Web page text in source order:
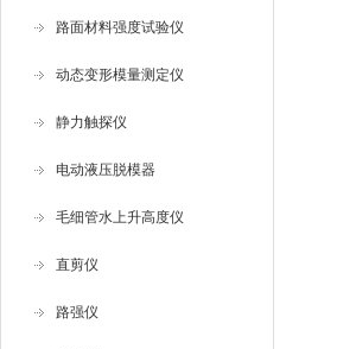
路面材料强度试验仪
动态变形模量测定仪
静力触探仪
电动液压脱模器
毛细管水上升高度仪
直剪仪
路强仪